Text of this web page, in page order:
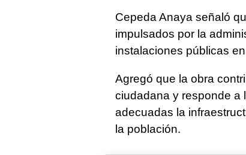
Cepeda Anaya señaló
impulsados por la
instalaciones públicas
Agregó que la obra
ciudadana y responde a
adecuadas la
la población.